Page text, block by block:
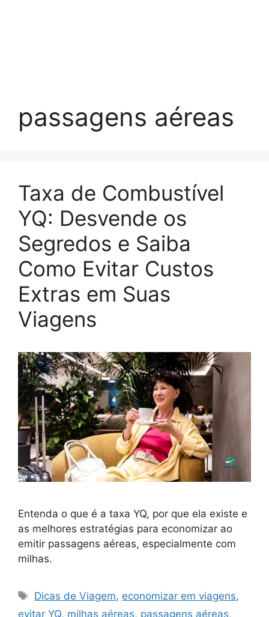
passagens aéreas
Taxa de Combustível
YQ: Desvende os
Segredos e Saiba
Como Evitar Custos
Extras em Suas
Viagens
Entenda o que é a taxa YQ, por que ela existe e
as melhores estratégias para economizar ao
emitir passagens aéreas, especialmente com
milhas.
Tags
Dicas de Viagem, economizar em viagens,
evitar YQ, milhas aéreas, passagens aéreas,